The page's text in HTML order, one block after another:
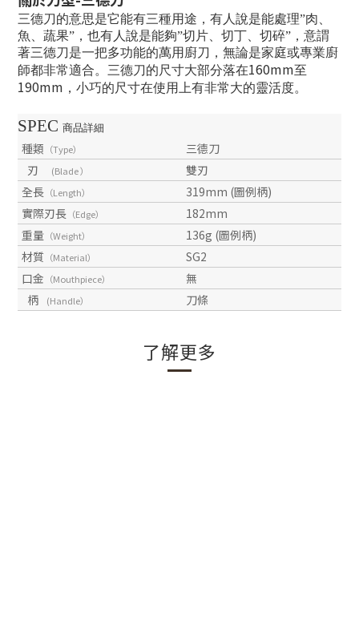
三德刀的意思是它能有三種用途，有人說是能處理”肉、
魚、蔬果”，也有人說是能夠”切片、切丁、切碎”，意謂
著三德刀是一把多功能的萬用廚刀，無論是家庭或專業廚
師都非常適合。三德刀的尺寸大部分落在160mm至
190mm ，小巧的尺寸在使用上有非常大的靈活度。
SPEC 商品詳細
種類 （Type）
三德刀
刃 (Blade ）
雙刃
全長 （Length）
319mm (圖例柄)
實際刃長 （Edge）
182mm
重量 （Weight）
136g (圖例柄)
材質 （Material）
SG2
口金 （Mouthpiece）
無
柄 (Handle） 刀條
了解更多